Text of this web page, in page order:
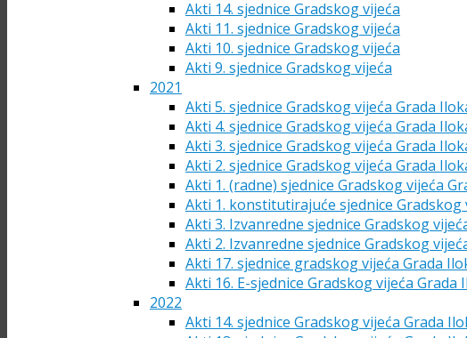
Akti 14. sjednice Gradskog vijeća
Akti 11. sjednice Gradskog vijeća
Akti 10. sjednice Gradskog vijeća
Akti 9. sjednice Gradskog vijeća
2021
Akti 5. sjednice Gradskog vijeća Grada
Akti 4. sjednice Gradskog vijeća Grada
Akti 3. sjednice Gradskog vijeća Grada
Akti 2. sjednice Gradskog vijeća Grada
Akti 1. (radne) sjednice Gradskog vijeća
Akti 1. konstitutirajuće sjednice Gradskog
Akti 3. Izvanredne sjednice Gradskog
Akti 2. Izvanredne sjednice Gradskog
Akti 17. sjednice gradskog vijeća Grada
Akti 16. E-sjednice Gradskog vijeća Grada
2022
Akti 14. sjednice Gradskog vijeća Grada